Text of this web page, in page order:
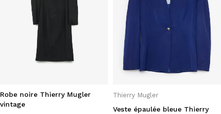
Robe noire Thierry Mugler
vintage
Thierry Mugler
Veste épaulée bleue Thierry